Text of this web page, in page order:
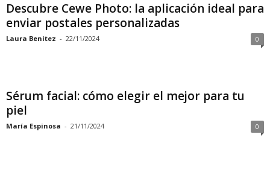
Descubre Cewe Photo: la aplicación ideal para
enviar postales personalizadas
Laura Benitez - 22/11/2024 0
Sérum facial: cómo elegir el mejor para tu
piel
María Espinosa - 21/11/2024 0